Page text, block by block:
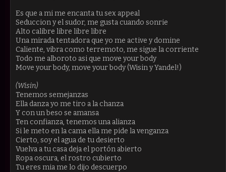
Es que a mi me encanta tu sex appeal
Seduccion y el sudor, me gusta cuando sonrie
Alto calibre libre libre libre
Una mirada tentadora que yo me active y domine
Caliente, vibra como terremoto, me sigue la corriente
Todo me alboroto asi que move your body
Move your body, move your body (Wisin y Yandel!)
(Wisin)
Tenemos semejanzas
Ella danza yo me tiro a la chanza
Y con un beso se amansa
Ten confianza, tenemos una alianza
Si le meto en la cama ella me pide la venganza
Cierto, soy el agua de tu desierto
Vuelva a tu casa deja el portón abierto
Ropa oscura, el rostro cubierto
Tu eres mia me lo dijo descuerpo